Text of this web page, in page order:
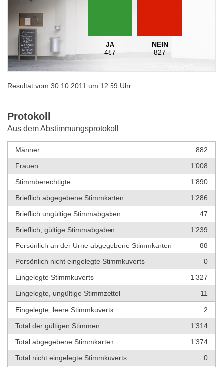
JA
487
NEIN
827
Resultat vom 30.10.2011 um 12:59 Uhr
Protokoll
Aus dem Abstimmungsprotokoll
Männer
882
Frauen
1’008
Stimmberechtigte
1’890
Brieflich abgegebene Stimmkarten
1’286
Brieflich ungültige Stimmabgaben
47
Brieflich, gültige Stimmabgaben
1’239
Persönlich an der Urne abgegebene Stimmkarten
88
Persönlich nicht eingelegte Stimmkuverts
0
Eingelegte Stimmkuverts
1’327
Eingelegte, ungültige Stimmzettel
11
Eingelegte, leere Stimmkuverts
2
Total der gültigen Stimmen
1’314
Total abgegebene Stimmkarten
1’374
Total nicht eingelegte Stimmkuverts
0